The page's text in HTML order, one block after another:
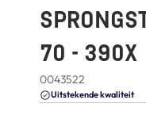
FAQ
Blogs
70 - 390X
0043522
Uitstekende kwaliteit